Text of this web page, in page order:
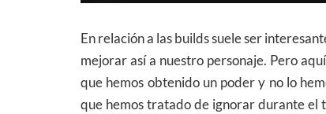
En relación a las builds suele ser
mejorar así a nuestro personaje. Pero
que hemos obtenido un poder y no lo
que hemos tratado de ignorar durante el